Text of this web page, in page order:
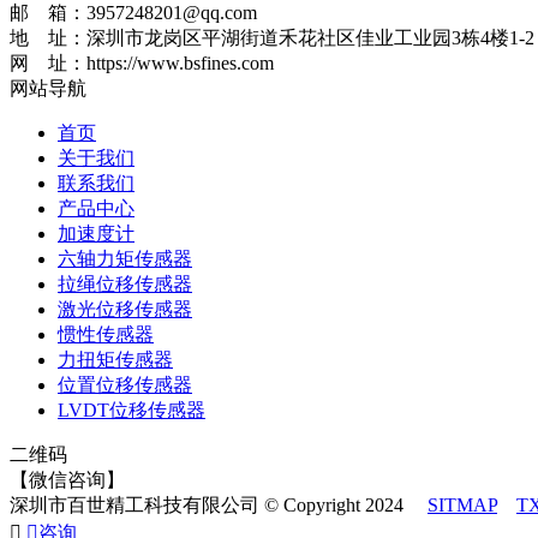
邮 箱：3957248201@qq.com
地 址：深圳市龙岗区平湖街道禾花社区佳业工业园3栋4楼1-2
网 址：https://www.bsfines.com
网站导航
首页
关于我们
联系我们
产品中心
加速度计
六轴力矩传感器
拉绳位移传感器
激光位移传感器
惯性传感器
力扭矩传感器
位置位移传感器
LVDT位移传感器
二维码
【微信咨询】
深圳市百世精工科技有限公司 © Copyright 2024 SITMAP
 咨询